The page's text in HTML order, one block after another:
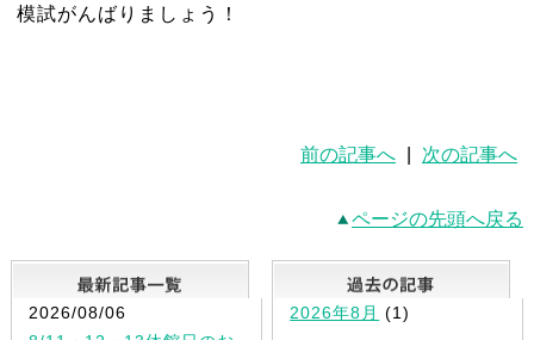
模試がんばりましょう！
前の記事へ 次の記事へ
ページの先頭へ戻る
最新記事一覧
2026/08/06
2026年8月 (1)